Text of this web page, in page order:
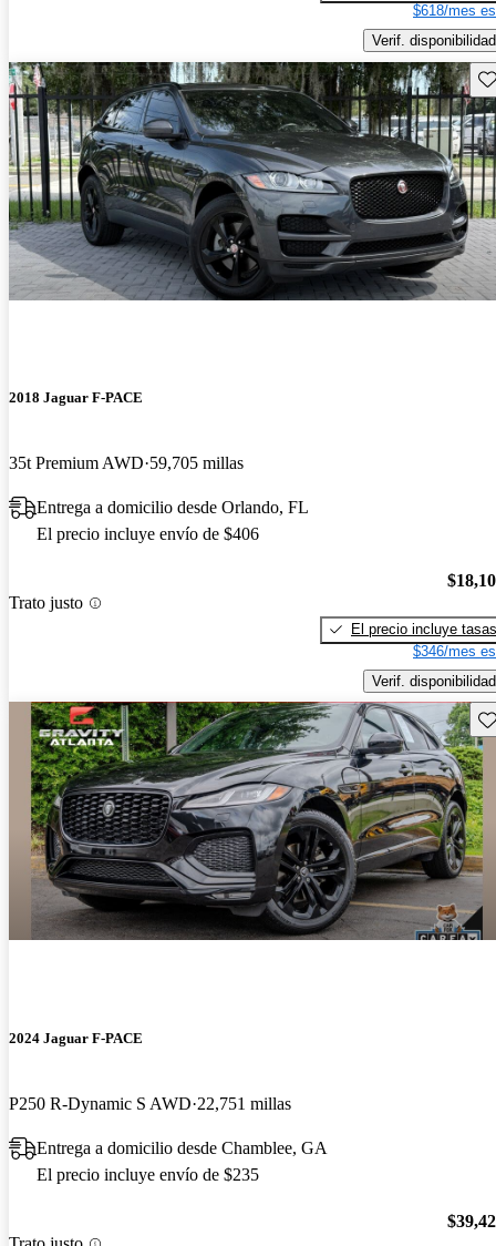
$618/mes
Verif. disponibilidad
2018 Jaguar F-PACE
35t Premium AWD 59,705 millas
Entrega a domicilio desde Orlando, FL
El precio incluye envío de $406
Trato justo
El precio incluye tasas
$346/mes
Verif. disponibilidad
2024 Jaguar F-PACE
P250 R-Dynamic S AWD 22,751 millas
Entrega a domicilio desde Chamblee, GA
El precio incluye envío de $235